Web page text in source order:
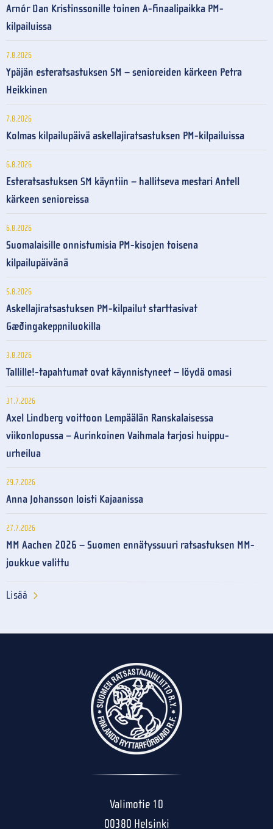
Arnór Dan Kristinssonille toinen A-finaalipaikka PM-
kilpailuissa
7.8.2026
Ypäjän esteratsastuksen SM – senioreiden kärkeen Petra
Heikkinen
7.8.2026
Kolmas kilpailupäivä askellajiratsastuksen PM-kilpailuissa
6.8.2026
Esteratsastuksen SM käyntiin – hallitseva mestari Antell
kärkeen senioreissa
6.8.2026
Suomalaisille onnistumisia PM-kisojen toisena
kilpailupäivänä
5.8.2026
Askellajiratsastuksen PM-kilpailut starttasivat
Gæðingakeppniluokilla
3.8.2026
Tallille!-tapahtumat ovat käynnistyneet – löydä omasi
31.7.2026
Axel Lindberg voittoon Lempäälän Ranskalaisessa
viikonlopussa – Aurinkoinen Vaihmala tarjosi huippu-
urheilua
29.7.2026
Anna Johansson loisti Kajaanissa
27.7.2026
MM Aachen 2026 – Suomen ennätyssuuri ratsastuksen MM-
joukkue valittu
Lisää
Valimotie 10
00380 Helsinki